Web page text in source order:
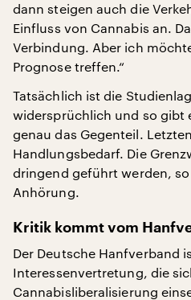
dann steigen auch die
Einfluss von Cannabis an.
Verbindung. Aber ich
Prognose treffen.“
Tatsächlich ist die
widersprüchlich und so gibt
genau das Gegenteil.
Handlungsbedarf. Die
dringend geführt werden,
Anhörung.
Kritik kommt vom
Der Deutsche Hanfverband
Interessenvertretung, die
Cannabisliberalisierung